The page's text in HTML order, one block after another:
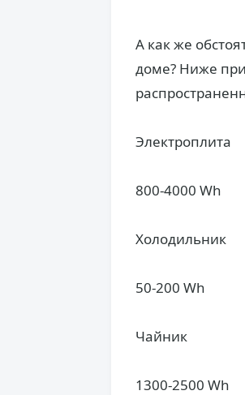
А как же
доме? Ниже
Электроплита
800-4000 Wh
Холодильник
50-200 Wh
Чайник
1300-2500 Wh